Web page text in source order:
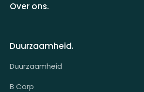
Looff attentprogramma | Collega's
Tarieven
Voor wie?
Over ons.
Contact
Werken bij
Duurzaamheid.
Duurzaamheid
B Corp